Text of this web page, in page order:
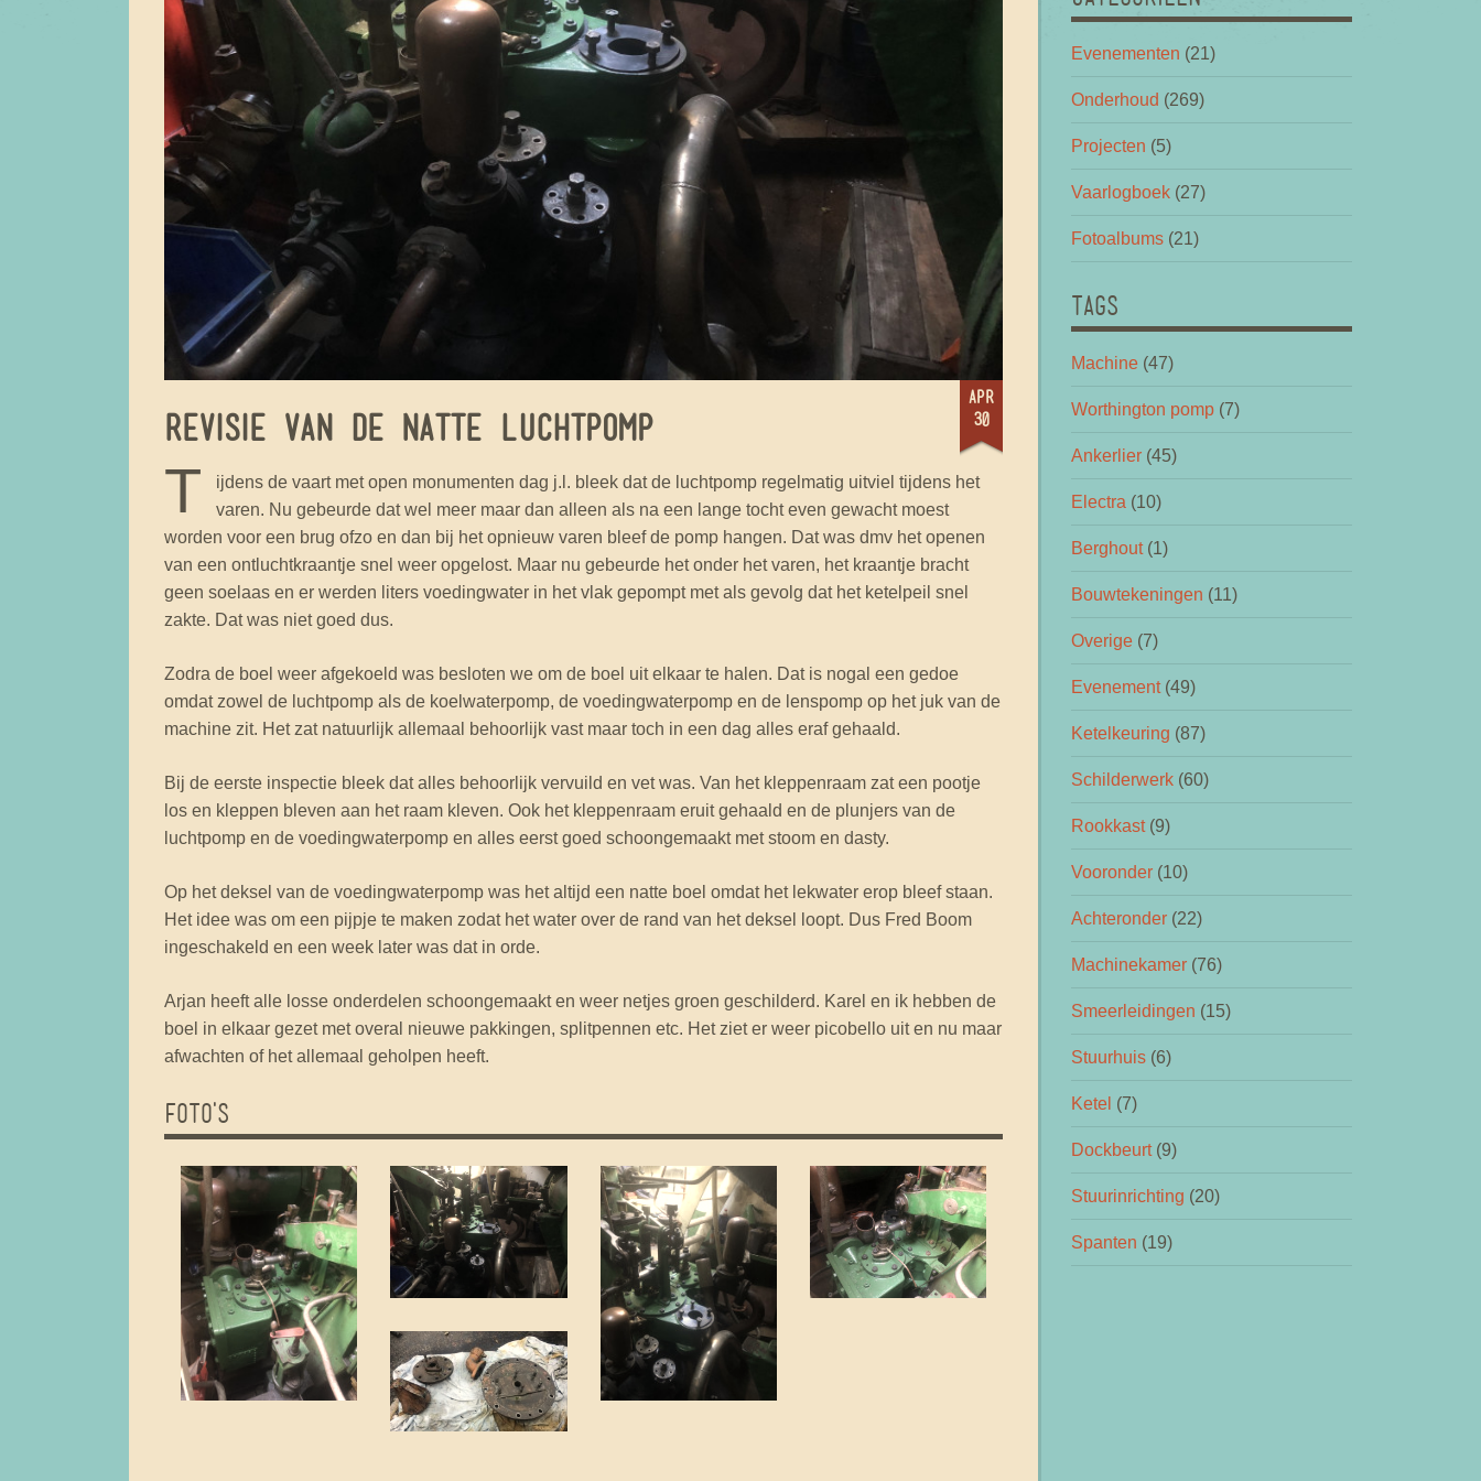
apr
30
REVISIE VAN DE NATTE LUCHTPOMP
T
ijdens de vaart met open monumenten dag j.l. bleek dat de luchtpomp regelmatig uitviel tijdens het
varen. Nu gebeurde dat wel meer maar dan alleen als na een lange tocht even gewacht moest
worden voor een brug ofzo en dan bij het opnieuw varen bleef de pomp hangen. Dat was dmv het openen
van een ontluchtkraantje snel weer opgelost. Maar nu gebeurde het onder het varen, het kraantje bracht
geen soelaas en er werden liters voedingwater in het vlak gepompt met als gevolg dat het ketelpeil snel
zakte. Dat was niet goed dus.
Zodra de boel weer afgekoeld was besloten we om de boel uit elkaar te halen. Dat is nogal een gedoe
omdat zowel de luchtpomp als de koelwaterpomp, de voedingwaterpomp en de lenspomp op het juk van de
machine zit. Het zat natuurlijk allemaal behoorlijk vast maar toch in een dag alles eraf gehaald.
Bij de eerste inspectie bleek dat alles behoorlijk vervuild en vet was. Van het kleppenraam zat een pootje
los en kleppen bleven aan het raam kleven. Ook het kleppenraam eruit gehaald en de plunjers van de
luchtpomp en de voedingwaterpomp en alles eerst goed schoongemaakt met stoom en dasty.
Op het deksel van de voedingwaterpomp was het altijd een natte boel omdat het lekwater erop bleef staan.
Het idee was om een pijpje te maken zodat het water over de rand van het deksel loopt. Dus Fred Boom
ingeschakeld en een week later was dat in orde.
Arjan heeft alle losse onderdelen schoongemaakt en weer netjes groen geschilderd. Karel en ik hebben de
boel in elkaar gezet met overal nieuwe pakkingen, splitpennen etc. Het ziet er weer picobello uit en nu maar
afwachten of het allemaal geholpen heeft.
FOTO'S
Evenementen (21)
Onderhoud (269)
Projecten (5)
Vaarlogboek (27)
Fotoalbums (21)
TAGS
Machine (47)
Worthington pomp (7)
Ankerlier (45)
Electra (10)
Berghout(1)
Bouwtekeningen (11)
Overige (7)
Evenement(49)
Ketelkeuring (87)
Schilderwerk (60)
Rookkast(9)
Vooronder (10)
Achteronder (22)
Machinekamer (76)
Smeerleidingen (15)
Stuurhuis (6)
Ketel (7)
Dockbeurt(9)
Stuurinrichting (20)
Spanten (19)